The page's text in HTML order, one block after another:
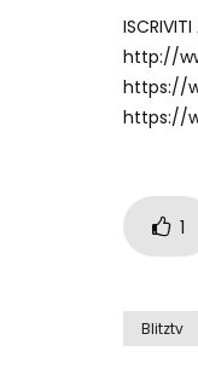
http://
https://
https://
1
Blitztv